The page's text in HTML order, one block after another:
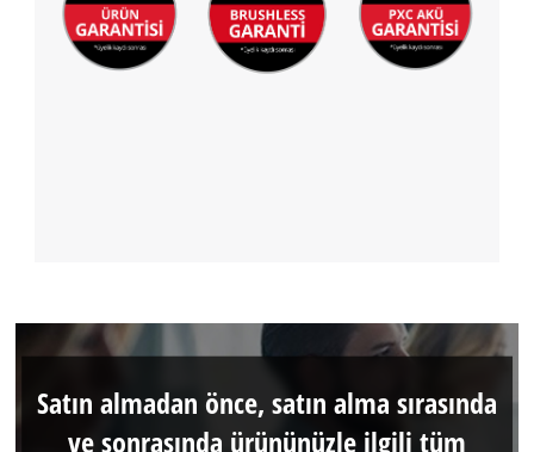
Satın almadan önce, satın alma sırasında
ve sonrasında ürününüzle ilgili tüm